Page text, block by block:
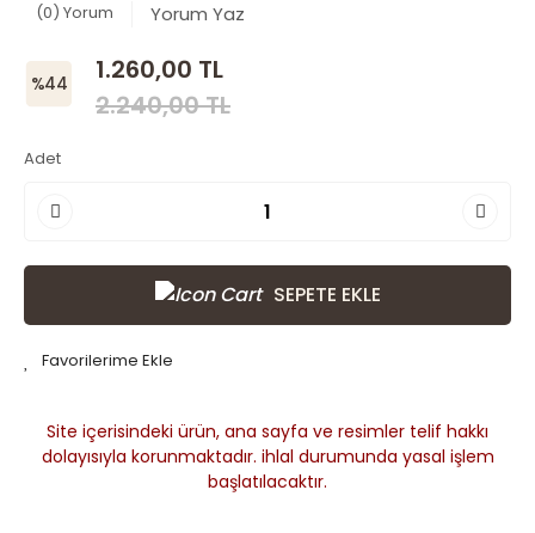
(0) Yorum Yorum Yaz
%44
1.260,00 TL
2.240,00 TL
Adet
SEPETE EKLE
Site içerisindeki ürün, ana sayfa ve resimler telif hakkı
dolayısıyla korunmaktadır. ihlal durumunda yasal işlem
başlatılacaktır.